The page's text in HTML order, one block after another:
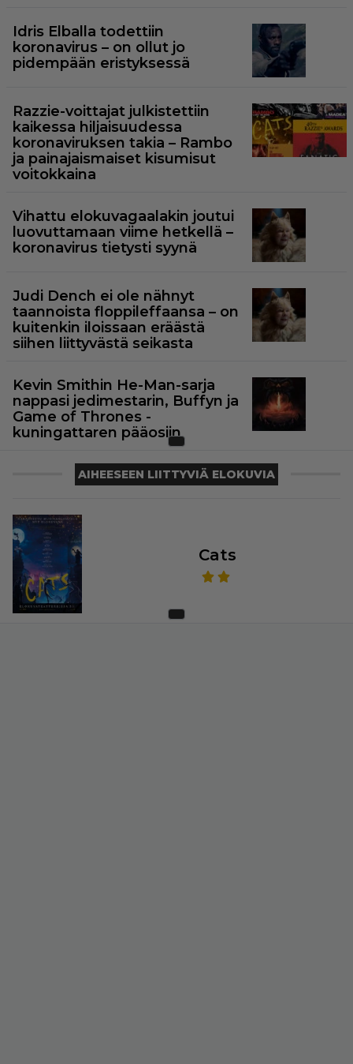
Idris Elballa todettiin
koronavirus – on ollut jo
pidempään eristyksessä
Razzie-voittajat julkistettiin
kaikessa hiljaisuudessa
koronaviruksen takia – Rambo
ja painajaismaiset kisumisut
voitokkaina
Vihattu elokuvagaalakin joutui
luovuttamaan viime hetkellä –
koronavirus tietysti syynä
Judi Dench ei ole nähnyt
taannoista floppileffaansa – on
kuitenkin iloissaan eräästä
siihen liittyvästä seikasta
Kevin Smithin He-Man-sarja
nappasi jedimestarin, Buffyn ja
Game of Thrones -
kuningattaren pääosiin
AIHEESEEN LIITTYVIÄ ELOKUVIA
Cats